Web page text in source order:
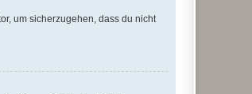
um sicherzugehen, dass du nicht